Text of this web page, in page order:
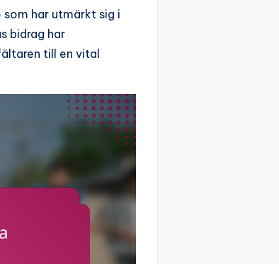
har utmärkt sig i
bidrag har
till en vital